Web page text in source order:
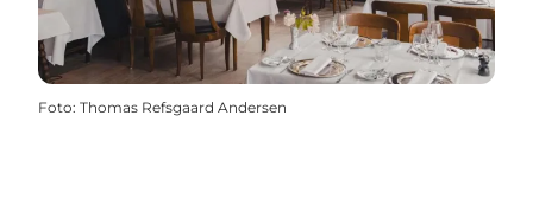
Foto: Thomas Refsgaard Andersen